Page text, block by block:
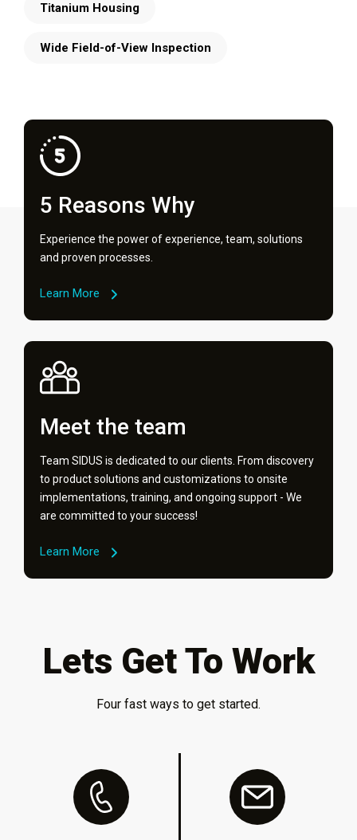
Titanium Housing
Wide Field-of-View Inspection
5 Reasons Why
Experience the power of experience, team, solutions
and proven processes.
Learn More
Meet the team
Team SIDUS is dedicated to our clients. From discovery
to product solutions and customizations to onsite
implementations, training, and ongoing support - We
are committed to your success!
Learn More
Lets Get To Work
Four fast ways to get started.